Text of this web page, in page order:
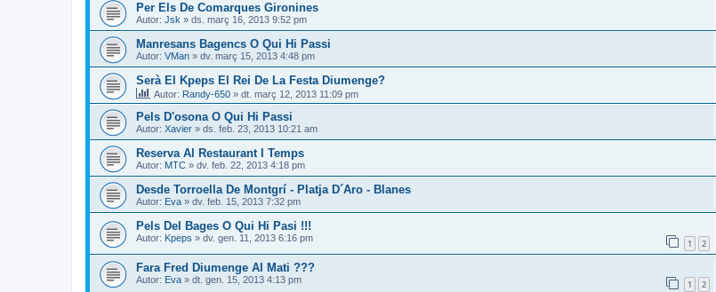
Per Els De Comarques Gironines
Autor: Jsk » ds. març 16, 2013 9:52 pm
Manresans Bagencs O Qui Hi Passi
Autor: VMan » dv. març 15, 2013 4:48 pm
Serà El Kpeps El Rei De La Festa Diumenge?
Autor: Randy-650 » dt. març 12, 2013 11:09 pm
Pels D'osona O Qui Hi Passi
Autor: Xavier » ds. feb. 23, 2013 10:21 am
Reserva Al Restaurant I Temps
Autor: MTC » dv. feb. 22, 2013 4:18 pm
Desde Torroella De Montgrí - Platja D´Aro - Blanes
Autor: Eva » dv. feb. 15, 2013 7:32 pm
Pels Del Bages O Qui Hi Pasi !!!
Autor: Kpeps » dv. gen. 11, 2013 6:16 pm 1 2
Fara Fred Diumenge Al Mati ???
Autor: Eva » dt. gen. 15, 2013 4:13 pm 1 2